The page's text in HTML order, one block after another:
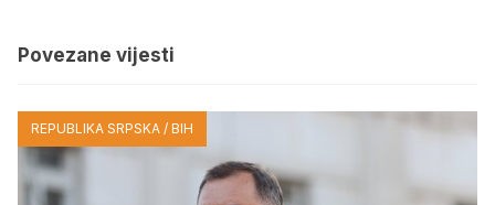
Povezane vijesti
REPUBLIKA SRPSKA / BIH